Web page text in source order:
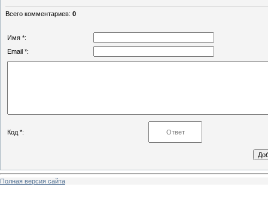
Всего комментариев: 0
Имя *:
Email *:
Код *:
Полная версия сайта